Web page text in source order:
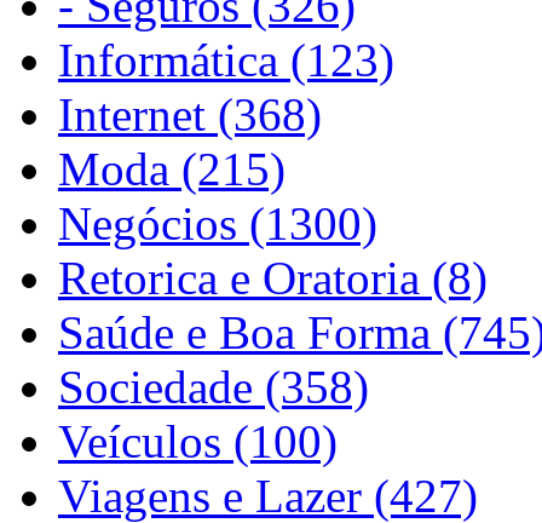
Informática (123)
Internet (368)
Moda (215)
Negócios (1300)
Retorica e Oratoria (8)
Saúde e Boa Forma
Sociedade (358)
Veículos (100)
Viagens e Lazer (427)